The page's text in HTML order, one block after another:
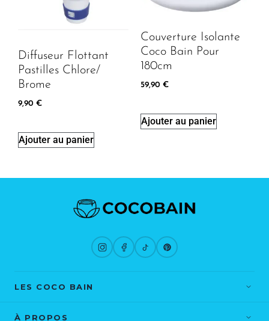
Diffuseur Flottant
Pastilles Chlore/
Brome
9,90 €
Ajouter au panier
Couverture Isolante
Coco Bain Pour
180cm
59,90 €
Ajouter au panier
LES COCO BAIN
À PROPOS